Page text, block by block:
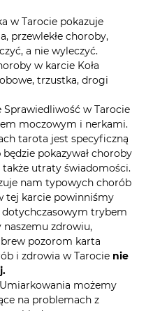
w Tarocie pokazuje
przewlekłe choroby,
a nie wyleczyć.
w karcie Koła
trzustka, drogi
Sprawiedliwość w Tarocie
moczowym i nerkami.
tarota jest specyficzną
pokazywał choroby
także utraty świadomości.
nam typowych chorób
tej karcie powinniśmy
trybem
naszemu zdrowiu,
pozorom karta
i zdrowia w Tarocie nie
możemy
na problemach z